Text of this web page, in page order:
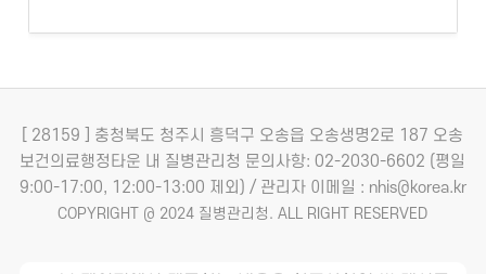
[ 28159 ] 충청북도 청주시 흥덕구 오송읍 오송생명2로 187 오송
보건의료행정타운 내 질병관리청 문의사항: 02-2030-6602 (평일
9:00-17:00, 12:00-13:00 제외) / 관리자 이메일 : nhis@korea.kr
COPYRIGHT @ 2024 질병관리청. ALL RIGHT RESERVED